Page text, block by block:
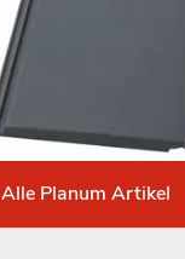
Alle Planum Artikel